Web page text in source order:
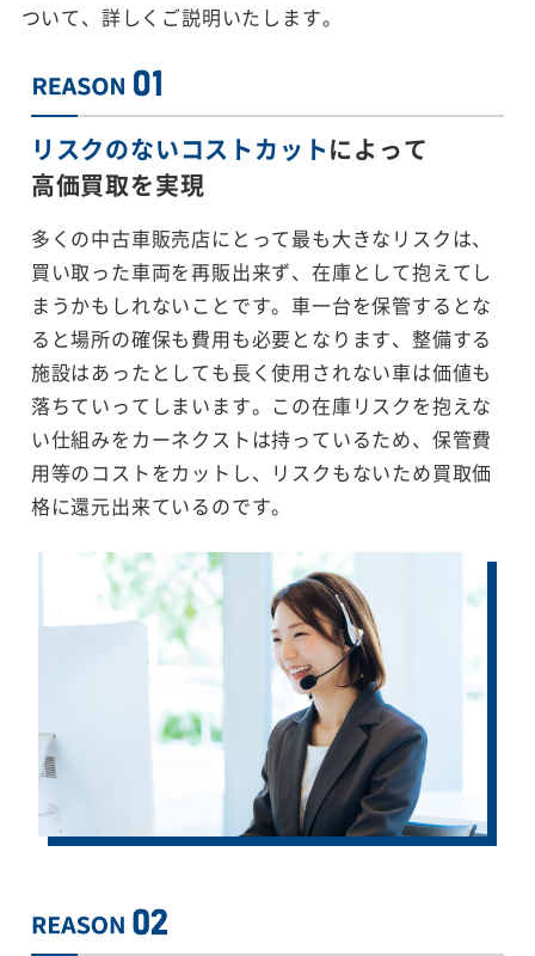
ついて、詳しくご説明いたします。
リスクのないコストカットによって
高価買取を実現
多くの中古車販売店にとって最も大きなリスクは、
買い取った車両を再販出来ず、在庫として抱えてし
まうかもしれないことです。車一台を保管するとな
ると場所の確保も費用も必要となります、整備する
施設はあったとしても長く使用されない車は価値も
落ちていってしまいます。この在庫リスクを抱えな
い仕組みをカーネクストは持っているため、保管費
用等のコストをカットし、リスクもないため買取価
格に還元出来ているのです。